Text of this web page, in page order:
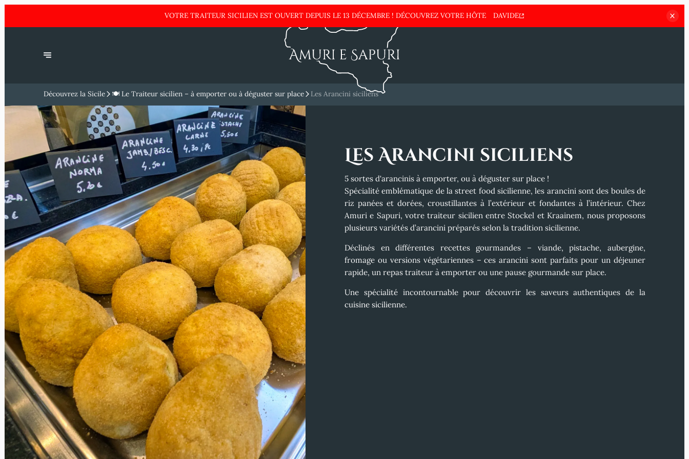
VOTRE TRAITEUR SICILIEN EST OUVERT DEPUIS LE 13 DÉCEMBRE ! DÉCOUVREZ VOTRE HÔTE DAVIDE
Découvrez la Sicile 🍽️ Le Traiteur sicilien – à emporter ou à déguster sur place Les Arancini siciliens
Les Arancini siciliens
5 sortes d'arancinis à emporter, ou à déguster sur place !
Spécialité emblématique de la street food sicilienne, les arancinisont des boules de
riz panées et dorées, croustillantes à l’extérieur et fondantes à l’intérieur. Chez
Amuri e Sapuri, votretraiteur sicilien entre Stockel et Kraainem, nous proposons
plusieurs variétés d’arancini préparés selon la tradition sicilienne.
Déclinés en différentes recettes gourmandes – viande, pistache, aubergine,
fromage ou versions végétariennes – ces arancini sont parfaits pour un déjeuner
rapide, un repas traiteur à emporter ou une pause gourmande sur place.
Une spécialité incontournable pour découvrir les saveurs authentiques de la
cuisine sicilienne.